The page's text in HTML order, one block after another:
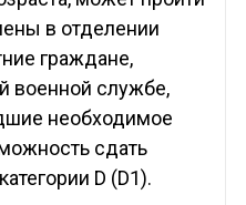
в отделении
граждане,
военной службе,
необходимое
сдать
D (D1).